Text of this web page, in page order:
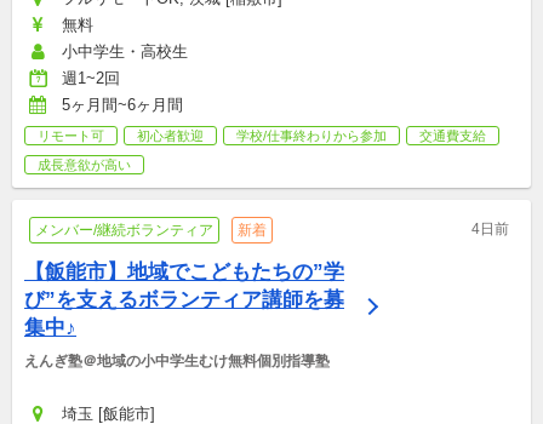
無料
小中学生・高校生
週1~2回
5ヶ月間~6ヶ月間
リモート可 初心者歓迎 学校/仕事終わりから参加
交通費支給
成長意欲が高い
メンバー/継続ボランティア 新着 4日前
【飯能市】地域でこどもたちの”学
び”を支えるボランティア講師を募
集中♪
えんぎ塾＠地域の小中学生むけ無料個別指導塾
埼玉 [飯能市]